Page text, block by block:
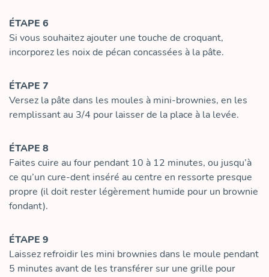
ÉTAPE 6
Si vous souhaitez ajouter une touche de croquant,
incorporez les noix de pécan concassées à la pâte.
ÉTAPE 7
Versez la pâte dans les moules à mini-brownies, en les
remplissant au 3/4 pour laisser de la place à la levée.
ÉTAPE 8
Faites cuire au four pendant 10 à 12 minutes, ou jusqu’à
ce qu’un cure-dent inséré au centre en ressorte presque
propre (il doit rester légèrement humide pour un brownie
fondant).
ÉTAPE 9
Laissez refroidir les mini brownies dans le moule pendant
5 minutes avant de les transférer sur une grille pour